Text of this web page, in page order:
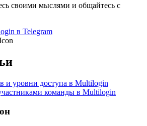
своими мыслями и общайтесь с
в Telegram
и уровни доступа в Multilogin
команды в Multilogin